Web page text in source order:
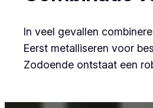
In veel gevallen
Eerst metalliseren voor
Zodoende ontstaat een